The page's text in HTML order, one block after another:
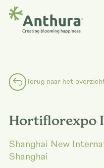
Terug naar het
Hortiflorexpo
Shanghai New
Shanghai